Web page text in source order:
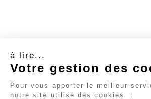
lampe led good
39.90 €
à lire...
Votre gestion des
Pour vous apporter le meilleur
notre site utilise des cookies
: